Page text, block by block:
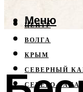
ЦЕНТР
ВОЛГА
КРЫМ
СЕВЕРНЫЙ
СЕВЕРО-
Меню